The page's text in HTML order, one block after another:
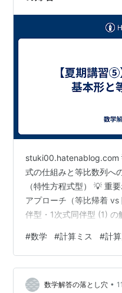
式の仕組みと等比数列へ
（特性方程式型） 💡 重
アプローチ（等比帰着
伴型・1次式同伴型 (1)
16【1次式同伴型（等比
列のカタマリを作る（推
成する］ 📝 今日の振り
ちは！高校数学解説の夏
#数学 #計算ミス #計
数学解答の落とし穴 •